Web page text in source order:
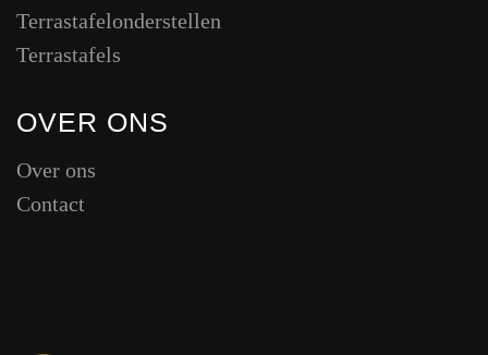
Terrastafelonderstellen
Terrastafels
OVER ONS
Over ons
Contact